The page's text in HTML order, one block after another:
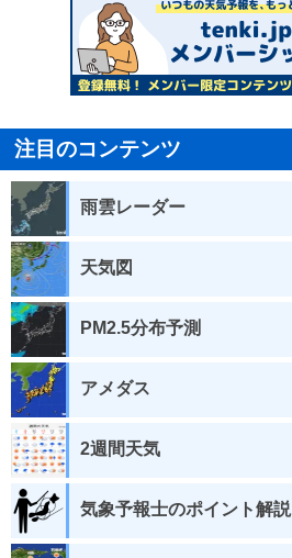
注目のコンテンツ
雨雲レーダー
天気図
PM2.5分布予測
アメダス
2週間天気
気象予報士のポイント解説